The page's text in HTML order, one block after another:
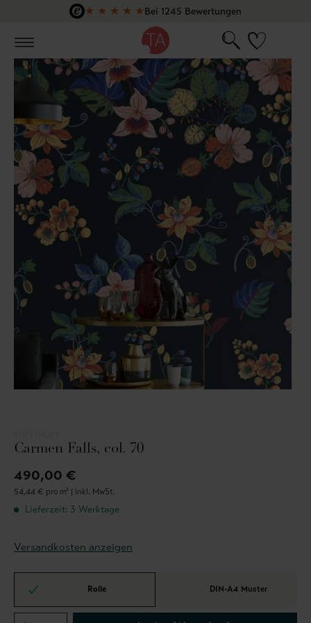
Zum Hauptinhalt springen
★ ★ ★ ★ ★Bei 1245 Bewertungen
Carmen Falls, col. 70
490,00 €
54,44 € pro m² | inkl. MwSt.
Lieferzeit: 3 Werktage
Versandkosten anzeigen
Rolle DIN-A4 Muster